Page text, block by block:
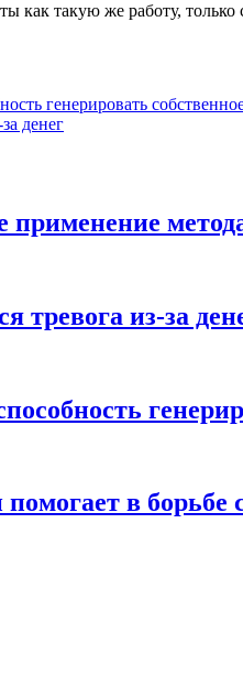
как такую же работу, только
генерировать
денег
тревога из-за
в борьбе